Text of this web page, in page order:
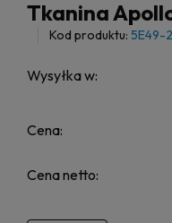
Tkanina
Kod produktu: 5E49-
Wysyłka w:
Cena:
Cena netto: